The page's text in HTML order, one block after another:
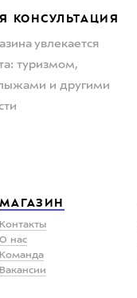
КОНСУЛЬТАЦИЯ
увлекается
туризмом,
и другими
МАГАЗИН
Контакты
О нас
Команда
Вакансии